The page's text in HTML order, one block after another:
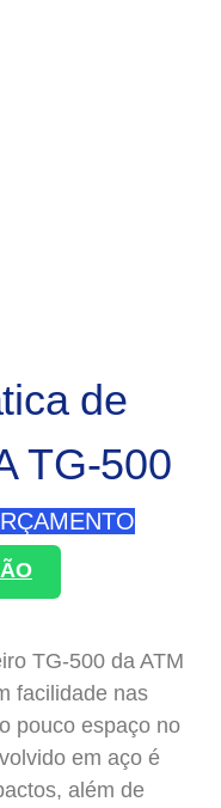
de
TG-500
TG-500 da ATM
facilidade nas
pouco espaço no
em aço é
além de